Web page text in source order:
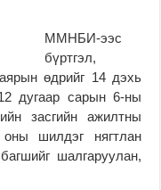
ММНБИ-ээс
бүртгэл,
өдрийг 14 дэхь
дугаар сарын 6-ны
засгийн ажилтны
шилдэг нягтлан
шалгаруулан,